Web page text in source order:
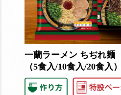
一蘭ラーメン ちぢれ麺
（5食入/10食入/20食入）